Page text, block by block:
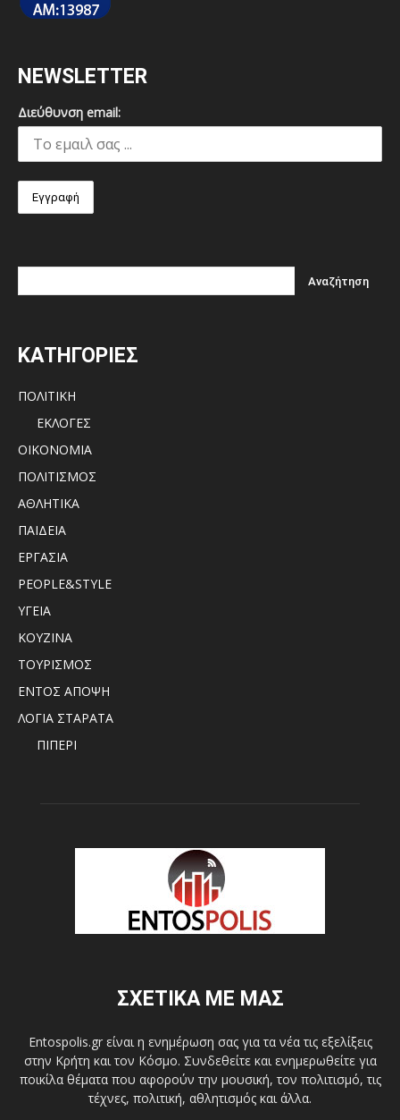
NEWSLETTER
Διεύθυνση email:
ΚΑΤΗΓΟΡΙΕΣ
ΠΟΛΙΤΙΚΗ
ΕΚΛΟΓΕΣ
ΟΙΚΟΝΟΜΙΑ
ΠΟΛΙΤΙΣΜΟΣ
ΑΘΛΗΤΙΚΑ
ΠΑΙΔΕΙΑ
ΕΡΓΑΣΙΑ
PEOPLE&STYLE
ΥΓΕΙΑ
ΚΟΥΖΙΝΑ
ΤΟΥΡΙΣΜΟΣ
ΕΝΤΟΣ ΑΠΟΨΗ
ΛΟΓΙΑ ΣΤΑΡΑΤΑ
ΠΙΠΕΡΙ
ΣΧΕΤΙΚΑ ΜΕ ΜΑΣ
Entospolis.gr είναι η ενημέρωση σας για τα νέα τις εξελίξεις
στην Κρήτη και τον Κόσμο. Συνδεθείτε και ενημερωθείτε για
ποικίλα θέματα που αφορούν την μουσική, τον πολιτισμό, τις
τέχνες, πολιτική, αθλητισμός και άλλα.